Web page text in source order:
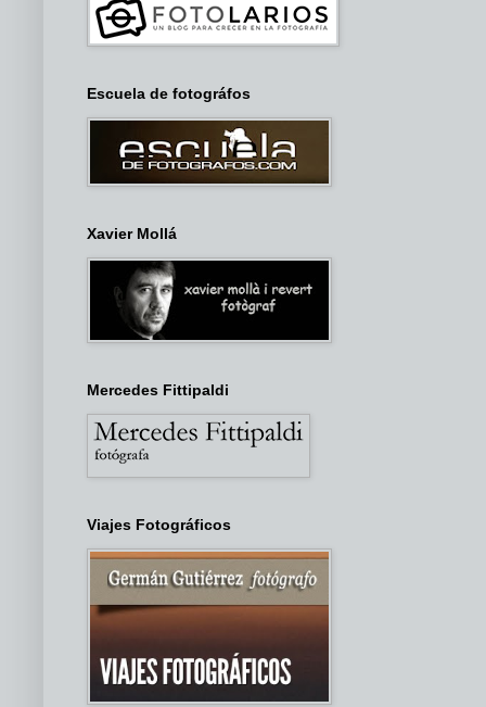
Escuela de fotográfos
Xavier Mollá
Mercedes Fittipaldi
Viajes Fotográficos